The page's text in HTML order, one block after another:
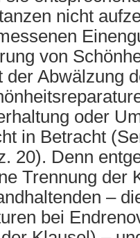
nicht
von
Abwälzung
oder
in Betracht
20). Denn
Trennung der
–
bei